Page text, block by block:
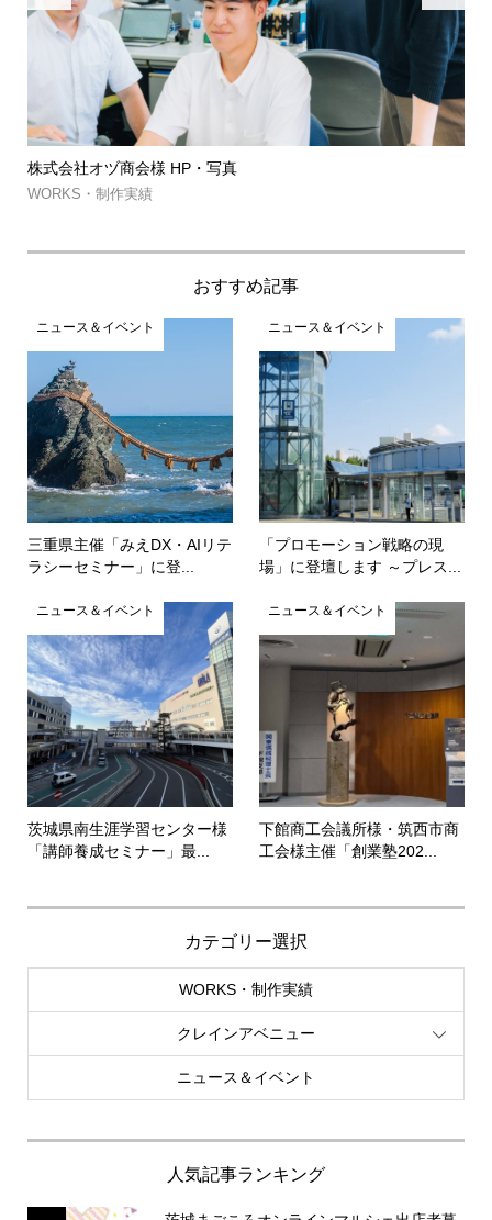
株式会社オヅ商会様 HP・写真
WORKS・制作実績
おすすめ記事
ニュース＆イベント
三重県主催「みえDX・AIリテ
ラシーセミナー」に登...
ニュース＆イベント
「プロモーション戦略の現
場」に登壇します ～プレス...
ニュース＆イベント
茨城県南生涯学習センター様
「講師養成セミナー」最...
ニュース＆イベント
下館商工会議所様・筑西市商
工会様主催「創業塾202...
カテゴリー選択
WORKS・制作実績
クレインアベニュー
ニュース＆イベント
人気記事ランキング